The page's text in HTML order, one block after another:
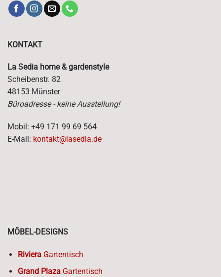
KONTAKT
La Sedia home & gardenstyle
Scheibenstr. 82
48153 Münster
Büroadresse - keine Ausstellung!
Mobil: +49 171 99 69 564
E-Mail: kontakt@lasedia.de
MÖBEL-DESIGNS
RivieraGartentisch
Grand PlazaGartentisch